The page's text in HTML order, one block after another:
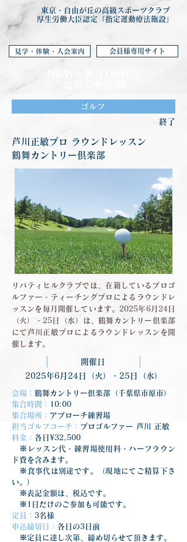
東京・自由が丘の高級スポーツクラブ
厚生労働大臣認定「指定運動療法施設」
見学・体験・入会案内 会員様専用サイト
ゴルフ
終了
芦川正敏プロ ラウンドレッスン
鶴舞カントリー倶楽部
リバティヒルクラブでは、在籍しているプロゴ
ルファー・ティーチングプロによるラウンドレ
ッスンを毎月開催しています。2025年6月24日
（火）・25日（水）は、鶴舞カントリー倶楽部
にて芦川正敏プロによるラウンドレッスンを開
催します。
開催日
2025年6月24日（火）・25日（水）
会場： 鶴舞カントリー倶楽部（千葉県市原市）
集合時間：
10:00
集合場所： アプローチ練習場
担当ゴルフコーチ： プロゴルファー 芦川 正敏
料金： 各日¥32,500
※レッスン代・練習場使用料・ハーフラウン
ド費を含みます。
※食事代は別途です。（現地にてご精算下さ
い。）
※表記金額は、税込です。
※1日だけのご参加も可能です。
定員： 3名様
申込締切日： 各日の3日前
※定員に達し次第、締め切らせて頂きます。